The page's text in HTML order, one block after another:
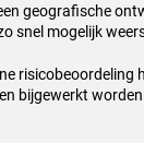
geografische
snel mogelijk
bijgewerkt